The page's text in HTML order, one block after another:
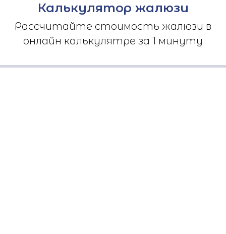
Калькулятор жалюзи
Рассчитайте стоимость жалюзи в
онлайн калькулятре за 1 минуту